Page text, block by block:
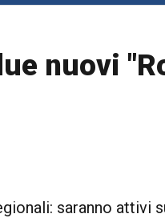
nuovi
saranno attivi